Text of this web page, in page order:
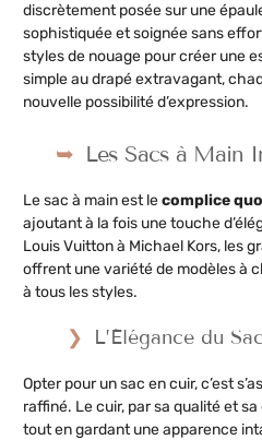
discrètement posée sur une
sophistiquée et soignée sans
styles de nouage pour créer une
simple au drapé extravagant,
nouvelle possibilité d’expression.
Les Sacs à Main
Le sac à main est lecomplice
ajoutant à la fois une touche
Louis Vuitton à Michael Kors, les
offrent une variété de modèles à
à tous les styles.
L’Élégance du
Opter pour un sac en cuir, c’est
raffiné. Le cuir, par sa qualité et
tout en gardant une apparence